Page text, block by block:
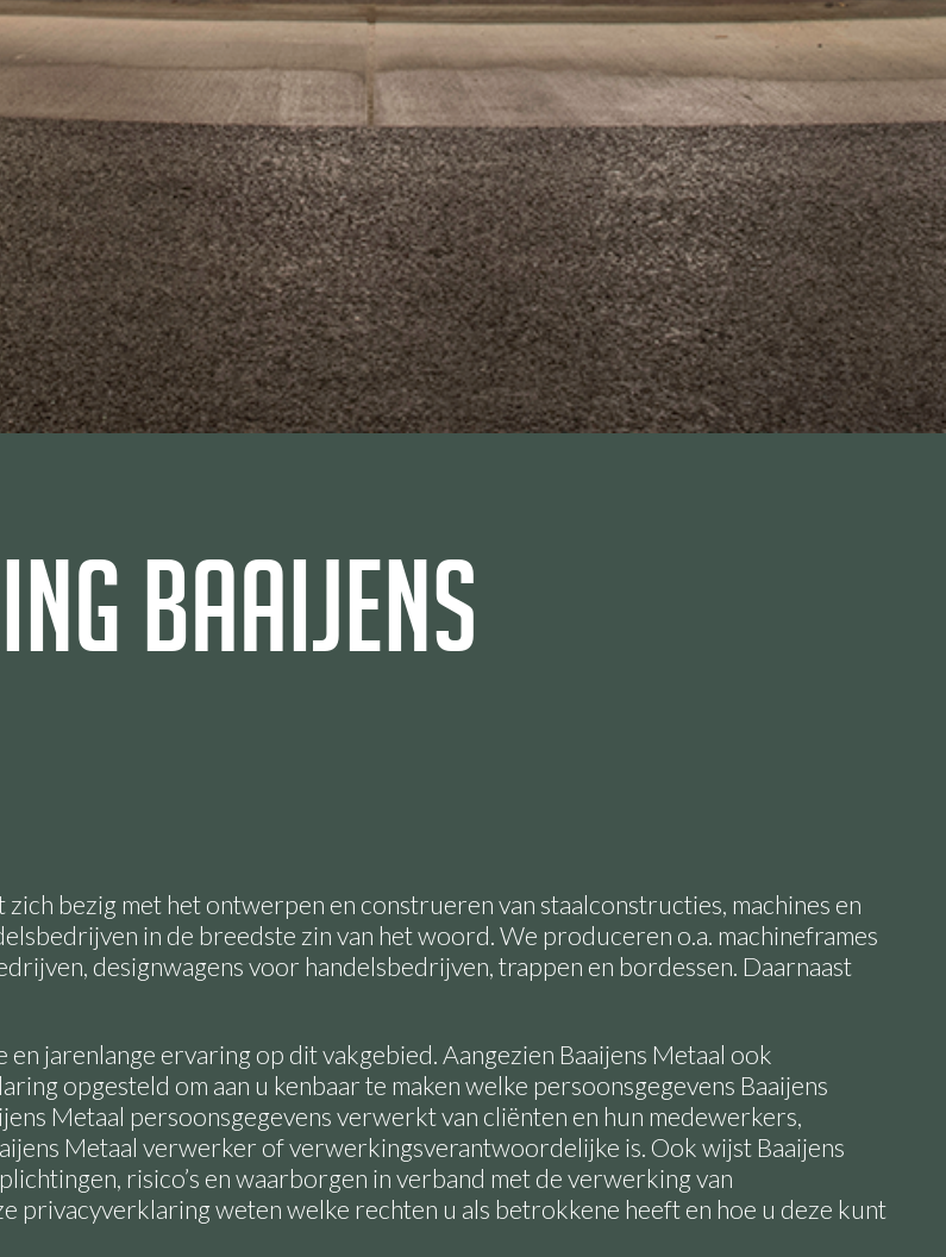
Baaijens
bezig met het ontwerpen en construeren van staalconstructies, machines en
in de breedste zin van het woord. We produceren o.a. machineframes
designwagens voor handelsbedrijven, trappen en bordessen. Daarnaast
jarenlange ervaring op dit vakgebied. Aangezien Baaijens Metaal ook
opgesteld om aan u kenbaar te maken welke persoonsgegevens Baaijens
Metaal persoonsgegevens verwerkt van cliënten en hun medewerkers,
Metaal verwerker of verwerkingsverantwoordelijke is. Ook wijst Baaijens
risico’s en waarborgen in verband met de verwerking van
privacyverklaring weten welke rechten u als betrokkene heeft en hoe u deze kunt